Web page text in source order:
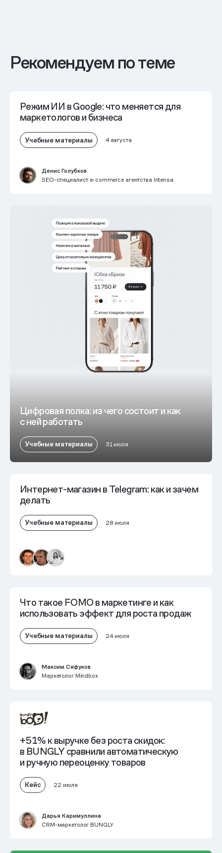
Рекомендуем по теме
Режим ИИ в Google: что меняется для
маркетологов и бизнеса
Учебные материалы 4 августа
Денис Голубков
SEO-специалист e-commerce агентства Intensa
Цифровая полка: из чего состоит и как
с ней работать
Учебные материалы 31 июля
Интернет-магазин в Telegram: как и зачем
делать
Учебные материалы 28 июля
Что такое FOMO в маркетинге и как
использовать эффект для роста продаж
Учебные материалы 24 июля
Максим Сяфуков
Маркетолог Mindbox
+51% к выручке без роста скидок:
в BUNGLY сравнили автоматическую
и ручную переоценку товаров
Кейс 22 июля
Дарья Каримуллина
CRM-маркетолог BUNGLY